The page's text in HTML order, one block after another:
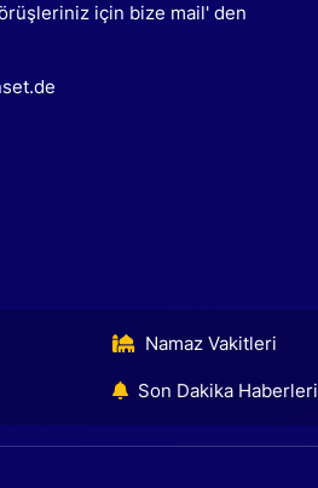
için bize mail' den
Namaz Vakitleri
Son Dakika Haberleri